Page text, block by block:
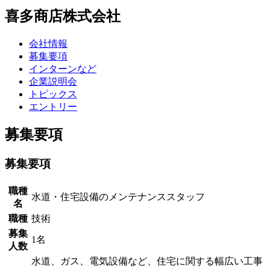
喜多商店株式会社
会社情報
募集要項
インターンなど
企業説明会
トピックス
エントリー
募集要項
募集要項
職種
名
水道・住宅設備のメンテナンススタッフ
職種 技術
募集
人数
1名
水道、ガス、電気設備など、住宅に関する幅広い工事